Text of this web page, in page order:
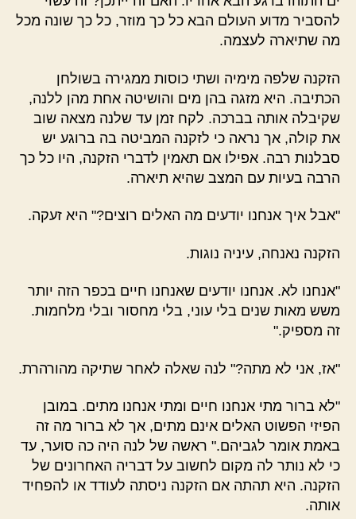
להסביר מדוע העולם הבא כל כך מוזר, כל כך שונה מכל
מה שתיארה לעצמה.
הזקנה שלפה מימיה ושתי כוסות ממגירה בשולחן
הכתיבה. היא מזגה בהן מים והושיטה אחת מהן ללנה,
שקיבלה אותה בברכה. לקח זמן עד שלנה מצאה שוב
את קולה, אך נראה כי לזקנה המביטה בה ברוגע יש
סבלנות רבה. אפילו אם תאמין לדברי הזקנה, היו כל כך
הרבה בעיות עם המצב שהיא תיארה.
"אבל איך אנחנו יודעים מה האלים רוצים?" היא זעקה.
הזקנה נאנחה, עיניה נוגות.
"אנחנו לא. אנחנו יודעים שאנחנו חיים בכפר הזה יותר
משש מאות שנים בלי עוני, בלי מחסור ובלי מלחמות.
זה מספיק."
"אז, אני לא מתה?" לנה שאלה לאחר שתיקה מהורהרת.
"לא ברור מתי אנחנו חיים ומתי אנחנו מתים. במובן
הפיזי הפשוט האלים אינם מתים, אך לא ברור מה זה
באמת אומר לגביהם." ראשה של לנה היה כה סוער, עד
כי לא נותר לה מקום לחשוב על דבריה האחרונים של
הזקנה. היא תהתה אם הזקנה ניסתה לעודד או להפחיד
אותה.